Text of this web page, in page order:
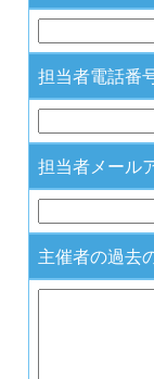
担当者電話番
担当者メール
主催者の過去